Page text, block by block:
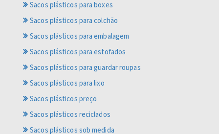
Sacos plásticos para boxes
Sacos plásticos para colchão
Sacos plásticos para embalagem
Sacos plásticos para estofados
Sacos plásticos para guardar roupas
Sacos plásticos para lixo
Sacos plásticos preço
Sacos plásticos reciclados
Sacos plásticos sob medida